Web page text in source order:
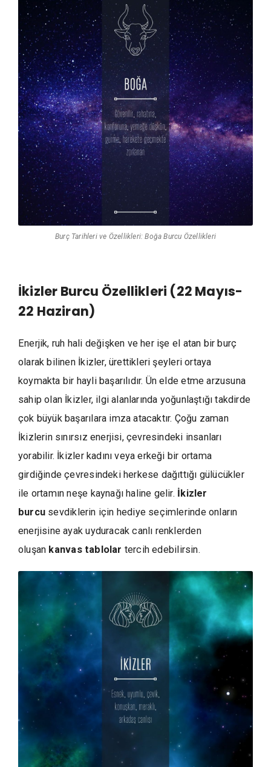
Burç Tarihleri ve Özellikleri: Boğa Burcu Özellikleri
İkizler Burcu Özellikleri (22 Mayıs-
22 Haziran)
Enerjik, ruh hali değişken ve her işe el atan bir burç
olarak bilinen İkizler, ürettikleri şeyleri ortaya
koymakta bir hayli başarılıdır. Ün elde etme arzusuna
sahip olan İkizler, ilgi alanlarında yoğunlaştığı takdirde
çok büyük başarılara imza atacaktır. Çoğu zaman
İkizlerin sınırsız enerjisi, çevresindeki insanları
yorabilir. İkizler kadını veya erkeği bir ortama
girdiğinde çevresindeki herkese dağıttığı gülücükler
ile ortamın neşe kaynağı haline gelir. İkizler
burcu sevdiklerin için hediye seçimlerinde onların
enerjisine ayak uyduracak canlı renklerden
oluşan kanvas tablolar tercih edebilirsin.